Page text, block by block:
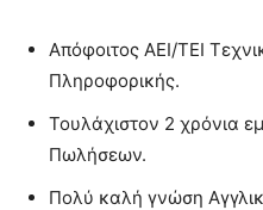
Απόφοιτος ΑΕΙ/ΤΕΙ
Πληροφορικής.
Τουλάχιστον 2 χρόνια
Πωλήσεων.
Πολύ καλή γνώση